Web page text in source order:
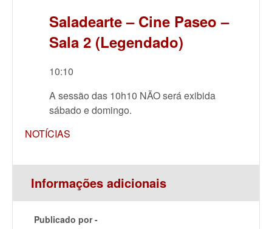
Saladearte – Cine Paseo –
Sala 2 (Legendado)
10:10
A sessão das 10h10 NÃO será exibida
sábado e domingo.
NOTÍCIAS
Informações adicionais
Publicado por -